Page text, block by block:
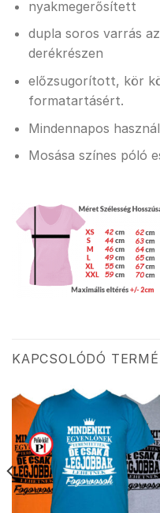
nyakmegerősített
dupla soros varrás
derékrészen
előzsugorított, kör
formatartásért.
Mindennapos
Mosása színes póló
KAPCSOLÓDÓ